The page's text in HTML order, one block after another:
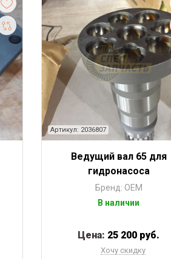
Артикул: 2036807
Ведущий вал 65 для
гидронасоса
Бренд: OEM
В наличии
Цена: 25 200 руб.
Хочу скидку